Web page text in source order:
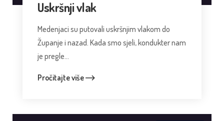
Uskršnji vlak
Medenjaci su putovali uskršnjim vlakom do
Županje i nazad. Kada smo sjeli, kondukter nam
je pregle...
Pročitajte više